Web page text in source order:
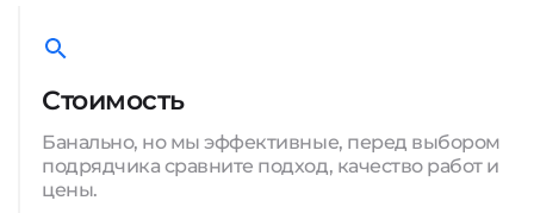
Стоимость
Банально, но мы эффективные, перед выбором
подрядчика сравните подход, качество работ и
цены.